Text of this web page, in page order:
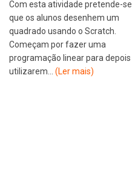
Com esta atividade pretende-se
que os alunos desenhem um
quadrado usando o Scratch.
Começam por fazer uma
programação linear para depois
utilizarem… (Ler mais)